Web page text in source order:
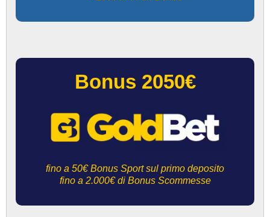
Bonus 2050€
fino a 50€ Bonus Sport sul primo deposito
fino a 2.000€ di Bonus Scommesse